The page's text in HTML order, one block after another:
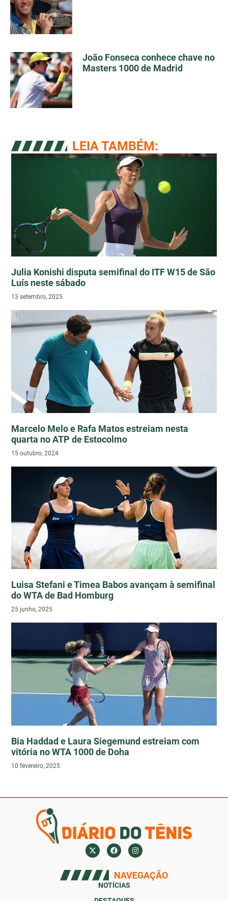
João Fonseca conhece chave no
Masters 1000 de Madrid
LEIA TAMBÉM:
Julia Konishi disputa semifinal do ITF W15 de São
Luís neste sábado
13 setembro, 2025
Marcelo Melo e Rafa Matos estreiam nesta
quarta no ATP de Estocolmo
15 outubro, 2024
Luisa Stefani e Timea Babos avançam à semifinal
do WTA de Bad Homburg
25 junho, 2025
Bia Haddad e Laura Siegemund estreiam com
vitória no WTA 1000 de Doha
10 fevereiro, 2025
NAVEGAÇÃO
NOTÍCIAS